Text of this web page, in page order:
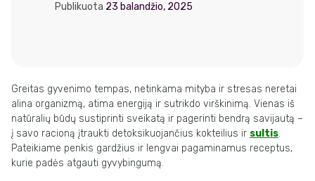
Publikuota 23 balandžio, 2025
Greitas gyvenimo tempas, netinkama mityba ir stresas neretai
alina organizmą, atima energiją ir sutrikdo virškinimą. Vienas iš
natūralių būdų sustiprinti sveikatą ir pagerinti bendrą savijautą –
į savo racioną įtraukti detoksikuojančius kokteilius ir sultis.
Pateikiame penkis gardžius ir lengvai pagaminamus receptus,
kurie padės atgauti gyvybingumą.